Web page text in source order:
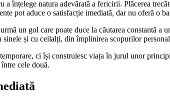
înțelege natura adevărată a fericirii. Plăcerea
pot aduce o satisfacție imediată, dar nu oferă o
un gol care poate duce la căutarea constantă
și cu ceilalți, din împlinirea scopurilor
ci își construiesc viața în jurul unor
cele două.